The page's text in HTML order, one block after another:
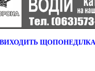
ВИХОДИТЬ ЩОПОНЕДІЛКА